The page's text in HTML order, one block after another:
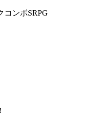
コンボSRPG